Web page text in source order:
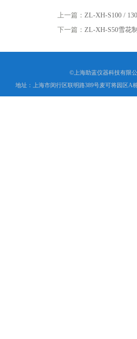
上一篇： ZL-XH-S100 /
下一篇： ZL-XH-S50雪花
©上海助蓝仪器科技有限
地址：上海市闵行区联明路389号麦可将园区A